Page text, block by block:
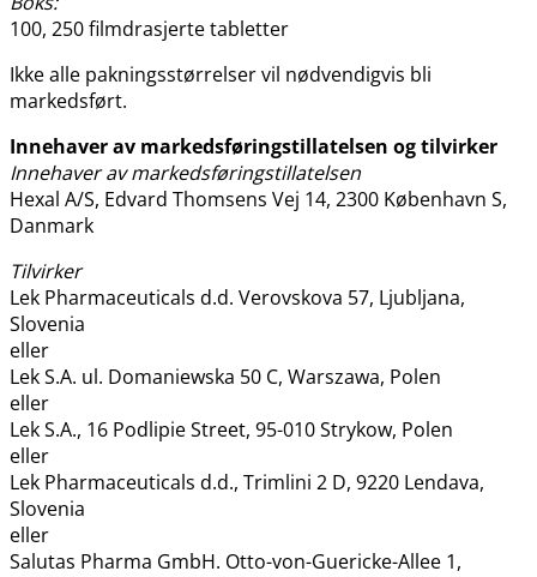
100, 250 filmdrasjerte tabletter
Ikke alle pakningsstørrelser vil nødvendigvis bli
markedsført.
Innehaver av markedsføringstillatelsen og tilvirker
Innehaver av markedsføringstillatelsen
Hexal A​/​S, Edvard Thomsens Vej 14, 2300 København S,
Danmark
Tilvirker
Lek Pharmaceuticals d.d. Verovskova 57, Ljubljana,
Slovenia
eller
Lek S.A. ul. Domaniewska 50 C, Warszawa, Polen
eller
Lek S.A., 16 Podlipie Street, 95-010 Strykow, Polen
eller
Lek Pharmaceuticals d.d., Trimlini 2 D, 9220 Lendava,
Slovenia
eller
Salutas Pharma GmbH. Otto-von-Guericke-Allee 1,